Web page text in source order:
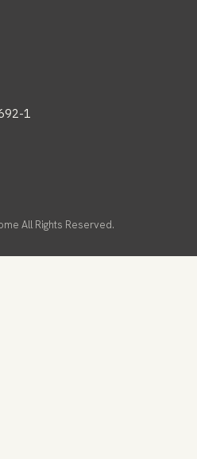
1
All Rights Reserved.